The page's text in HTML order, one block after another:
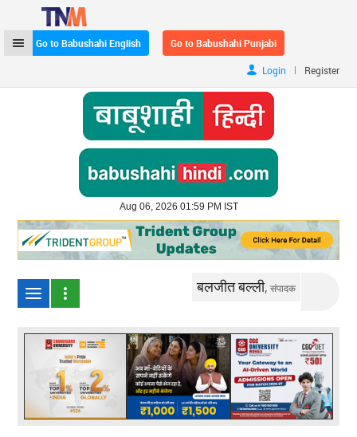
Go to Babushahi English Go to Babushahi Punjabi
Login | Register
Aug 06, 2026 01:59 PM IST
बलजीत बल्ली,संपादक